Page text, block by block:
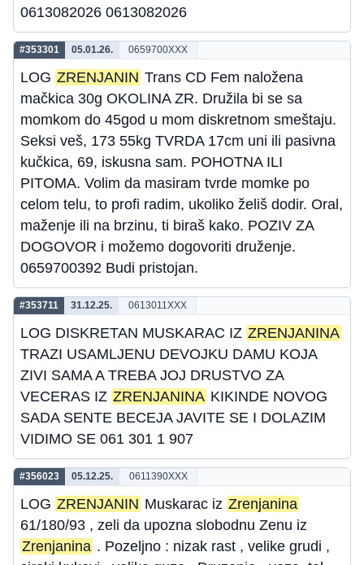
0613082026 0613082026
#353301 05.01.26. 0659700XXX
LOG ZRENJANIN Trans CD Fem naložena
mačkica 30g OKOLINA ZR. Družila bi se sa
momkom do 45god u mom diskretnom smeštaju.
Seksi veš, 173 55kg TVRDA 17cm uni ili pasivna
kučkica, 69, iskusna sam. POHOTNA ILI
PITOMA. Volim da masiram tvrde momke po
celom telu, to profi radim, ukoliko želiš dodir. Oral,
maženje ili na brzinu, ti biraš kako. POZIV ZA
DOGOVOR i možemo dogovoriti druženje.
0659700392 Budi pristojan.
#353711 31.12.25. 0613011XXX
LOG DISKRETAN MUSKARAC IZ ZRENJANINA
TRAZI USAMLJENU DEVOJKU DAMU KOJA
ZIVI SAMA A TREBA JOJ DRUSTVO ZA
VECERAS IZ ZRENJANINA KIKINDE NOVOG
SADA SENTE BECEJA JAVITE SE I DOLAZIM
VIDIMO SE 061 301 1 907
#356023 05.12.25. 0611390XXX
LOG ZRENJANIN Muskarac iz Zrenjanina
61/180/93 , zeli da upozna slobodnu Zenu iz
Zrenjanina . Pozeljno : nizak rast , velike grudi ,